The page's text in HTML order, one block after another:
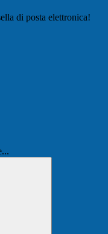
di posta elettronica!